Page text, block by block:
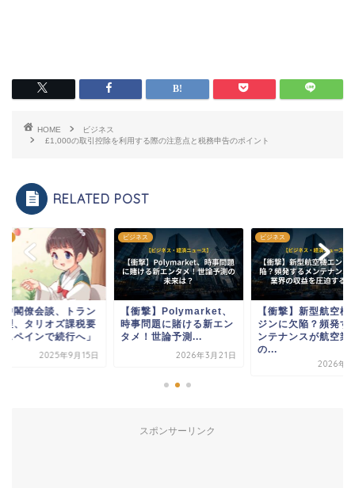
HOME
ビジネス
£1,000の取引控除を利用する際の注意点と税務申告のポイント
RELATED POST
中閣僚会談、トラン
理、タリオズ課税要
スペインで続行へ」
2025年9月15日
ビジネス
【衝撃】Polymarket、
時事問題に賭ける新エン
タメ！世論予測...
2026年3月21日
ビジネス
【衝撃】新型航空機
ジンに欠陥？頻発す
ンテナンスが航空業
の...
2026年6
スポンサーリンク